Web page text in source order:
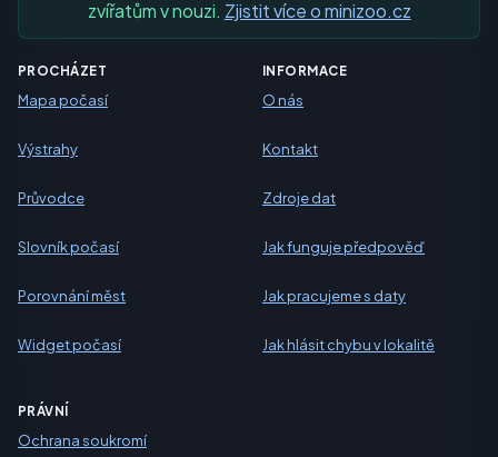
zvířatům v nouzi. Zjistit více o minizoo.cz
PROCHÁZET
Mapa počasí
Výstrahy
Průvodce
Slovník počasí
Porovnání měst
Widget počasí
INFORMACE
O nás
Kontakt
Zdroje dat
Jak funguje předpověď
Jak pracujeme s daty
Jak hlásit chybu v lokalitě
PRÁVNÍ
Ochrana soukromí